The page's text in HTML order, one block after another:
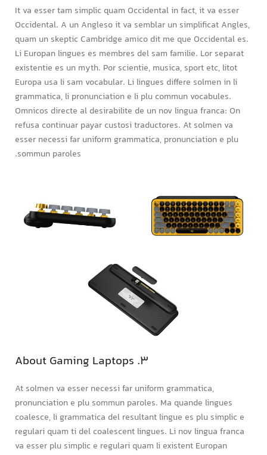
It va esser tam simplic quam Occidental in fact, it va esser
Occidental. A un Angleso it va semblar un simplificat Angles,
quam un skeptic Cambridge amico dit me que Occidental es.
Li Europan lingues es membres del sam familie. Lor separat
existentie es un myth. Por scientie, musica, sport etc, litot
Europa usa li sam vocabular. Li lingues differe solmen in li
grammatica, li pronunciation e li plu commun vocabules.
Omnicos directe al desirabilite de un nov lingua franca: On
refusa continuar payar custosi traductores. At solmen va
esser necessi far uniform grammatica, pronunciation e plu
sommun paroles.
3. About Gaming Laptops
At solmen va esser necessi far uniform grammatica,
pronunciation e plu sommun paroles. Ma quande lingues
coalesce, li grammatica del resultant lingue es plu simplic e
regulari quam ti del coalescent lingues. Li nov lingua franca
va esser plu simplic e regulari quam li existent Europan